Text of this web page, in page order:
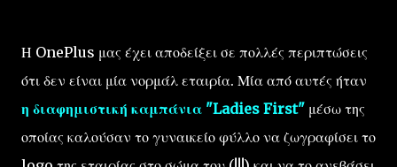
Η OnePlus μας έχει αποδείξει σε πολλές περιπτώσεις
ότι δεν είναι μία νορμάλ εταιρία. Μία από αυτές ήταν
η διαφημιστική καμπάνια "Ladies First" μέσω της
οποίας καλούσαν το γυναικείο φύλλο να ζωγραφίσει το